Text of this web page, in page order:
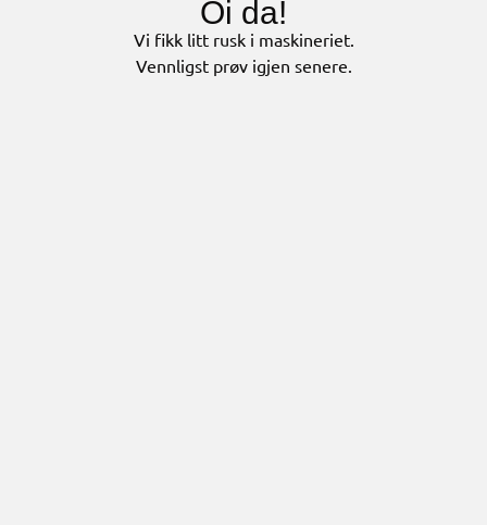
Oi da!
Vi fikk litt rusk i maskineriet.
Vennligst prøv igjen senere.